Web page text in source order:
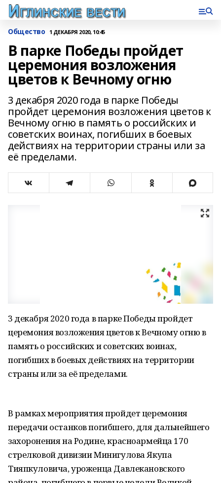
Общество 1 ДЕКАБРЯ 2020, 10:45
В парке Победы пройдет
церемония возложения
цветов к Вечному огню
3 декабря 2020 года в парке Победы
пройдет церемония возложения цветов к
Вечному огню в память о российских и
советских воинах, погибших в боевых
действиях на территории страны или за
её пределами.
3 декабря 2020 года в парке Победы пройдет
церемония возложения цветов к Вечному огню в
память о российских и советских воинах,
погибших в боевых действиях на территории
страны или за её пределами.
В рамках мероприятия пройдет церемония
передачи останков погибшего, для дальнейшего
захоронения на Родине, красноармейца 170
стрелковой дивизии Минигулова Якупа
Тияпкуловича, уроженца Давлекановского